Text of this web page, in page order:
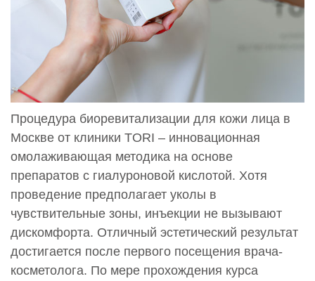
Процедура биоревитализации для кожи лица в
Москве от клиники TORI – инновационная
омолаживающая методика на основе
препаратов с гиалуроновой кислотой. Хотя
проведение предполагает уколы в
чувствительные зоны, инъекции не вызывают
дискомфорта. Отличный эстетический результат
достигается после первого посещения врача-
косметолога. По мере прохождения курса